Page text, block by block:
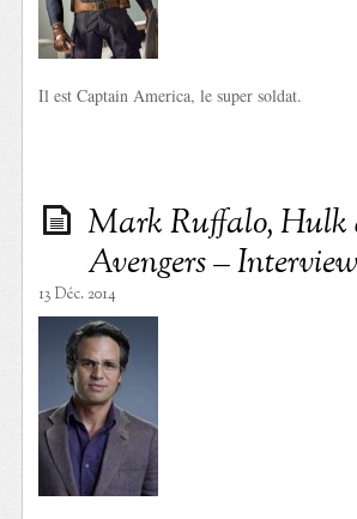
Il est Captain America, le super soldat.
Mark Ruffalo, Hulk
Avengers – Interview
13 Déc. 2014